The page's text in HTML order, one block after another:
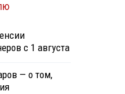
с 1 августа
— о том,